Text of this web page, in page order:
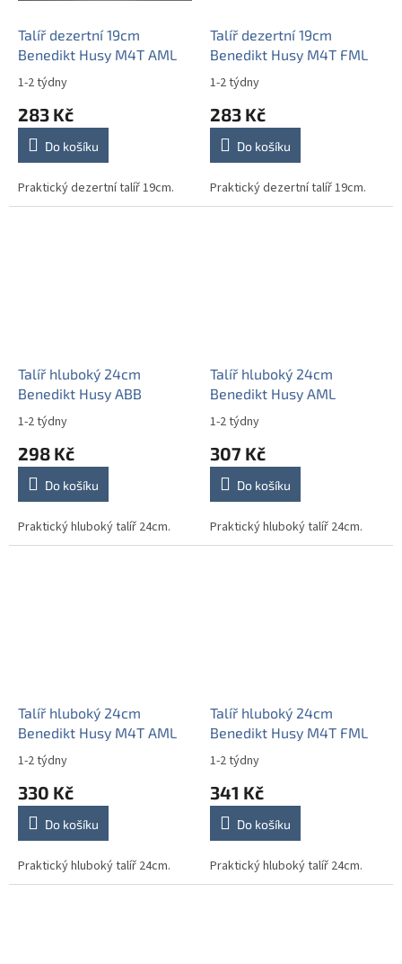
Talíř dezertní 19cm
Benedikt Husy M4T AML
1-2 týdny
283 Kč
Do košíku
Praktický dezertní talíř 19cm.
Talíř dezertní 19cm
Benedikt Husy M4T FML
1-2 týdny
283 Kč
Do košíku
Praktický dezertní talíř 19cm.
Talíř hluboký 24cm
Benedikt Husy ABB
1-2 týdny
298 Kč
Do košíku
Praktický hluboký talíř 24cm.
Talíř hluboký 24cm
Benedikt Husy AML
1-2 týdny
307 Kč
Do košíku
Praktický hluboký talíř 24cm.
Talíř hluboký 24cm
Benedikt Husy M4T AML
1-2 týdny
330 Kč
Do košíku
Praktický hluboký talíř 24cm.
Talíř hluboký 24cm
Benedikt Husy M4T FML
1-2 týdny
341 Kč
Do košíku
Praktický hluboký talíř 24cm.